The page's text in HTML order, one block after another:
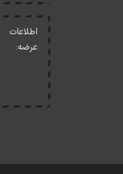
اطلاعات
عرضه: